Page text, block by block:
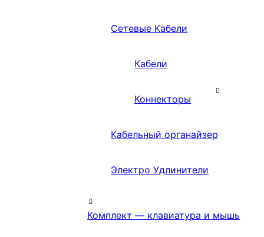
Сетевые Кабели
Кабели
Коннекторы
Кабельный органайзер
Электро Удлинители
Комплект — клавиатура и мышь